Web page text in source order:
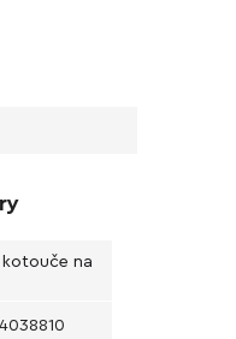
kotouče na